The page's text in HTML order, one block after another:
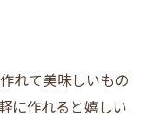
れて美味しいもの
に作れると嬉しい